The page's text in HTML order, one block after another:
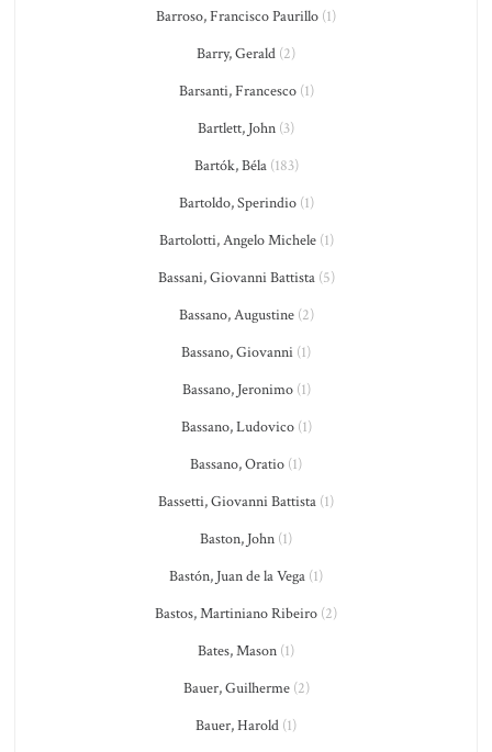
Barroso, Francisco Paurillo (1)
Barry, Gerald (2)
Barsanti, Francesco(1)
Bartlett, John (3)
Bartók, Béla(183)
Bartoldo, Sperindio(1)
Bartolotti, Angelo Michele(1)
Bassani, Giovanni Battista(5)
Bassano, Augustine(2)
Bassano, Giovanni (1)
Bassano, Jeronimo(1)
Bassano, Ludovico(1)
Bassano, Oratio (1)
Bassetti, Giovanni Battista (1)
Baston, John (1)
Bastón, Juan de la Vega (1)
Bastos, Martiniano Ribeiro (2)
Bates, Mason (1)
Bauer, Guilherme(2)
Bauer, Harold (1)